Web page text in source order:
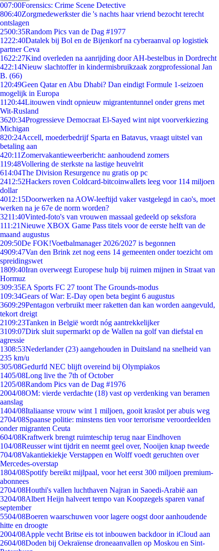
007:00Forensics: Crime Scene Detective
806:40Zorgmedewerkster die 's nachts haar vriend bezocht terecht
ontslagen
2500:35Random Pics van de Dag #1977
1222:40Datalek bij Bol en de Bijenkorf na cyberaanval op logistiek
partner Ceva
1622:27Kind overleden na aanrijding door AH-bestelbus in Dordrecht
422:14Nieuw slachtoffer in kindermisbruikzaak zorgprofessional Jan
B. (66)
1 20:49Geen Qatar en Abu Dhabi? Dan eindigt Formule 1-seizoen
mogelijk in Europa
11 20:44Litouwen vindt opnieuw migrantentunnel onder grens met
Wit-Rusland
3620:34Progressieve Democraat El-Sayed wint nipt voorverkiezing
Michigan
820:24Accell, moederbedrijf Sparta en Batavus, vraagt uitstel van
betaling aan
420:11 Zomervakantieweerbericht: aanhoudend zomers
119:48Vollering de sterkste na lastige heuvelrit
614:04The Division Resurgence nu gratis op pc
2412:52Hackers roven Coldcard-bitcoinwallets leeg voor 114 miljoen
dollar
4012:15Doorwerken na AOW-leeftijd vaker vastgelegd in cao's, moet
werken na je 67e de norm worden?
3211:40Vinted-foto's van vrouwen massaal gedeeld op seksfora
111:21Nieuwe XBOX Game Pass titels voor de eerste helft van de
maand augustus
209:50De FOK!Voetbalmanager 2026/2027 is begonnen
4909:47Van den Brink zet nog eens 14 gemeenten onder toezicht om
spreidingswet
1809:40Iran overweegt Europese hulp bij ruimen mijnen in Straat van
Hormuz
309:35EA Sports FC 27 toont The Grounds-modus
109:34Gears of War: E-Day open beta begint 6 augustus
3609:29Pentagon verbruikt meer raketten dan kan worden aangevuld,
tekort dreigt
2109:23Tanken in België wordt nóg aantrekkelijker
3109:07Dirk sluit supermarkt op de Wallen na golf van diefstal en
agressie
1308:53Nederlander (23) aangehouden in Duitsland na snelheid van
235 km/u
305/08Gedurfd NEC blijft overeind bij Olympiakos
1405/08Long live the 7th of October
1205/08Random Pics van de Dag #1976
2004/08OM: vierde verdachte (18) vast op verdenking van beramen
aanslag
1404/08Italiaanse vrouw wint 1 miljoen, gooit kraslot per abuis weg
2704/08Spaanse politie: minstens tien voor terrorisme veroordeelden
onder migranten Ceuta
604/08Kraftwerk brengt ruimteschip terug naar Eindhoven
104/08Reusser wint tijdrit en neemt geel over, Nooijen knap tweede
704/08Vakantiekiekje Verstappen en Wolff voedt geruchten over
Mercedes-overstap
1804/08Spotify bereikt mijlpaal, voor het eerst 300 miljoen premium-
abonnees
2704/08Houthi's vallen luchthaven Najran in Saoedi-Arabië aan
3204/08Albert Heijn halveert tempo van Koopzegels sparen vanaf
september
5504/08Boeren waarschuwen voor lagere oogst door aanhoudende
hitte en droogte
2004/08Apple vecht Britse eis tot inbouwen backdoor in iCloud aan
2604/08Doden bij Oekraïense droneaanvallen op Moskou en Sint-